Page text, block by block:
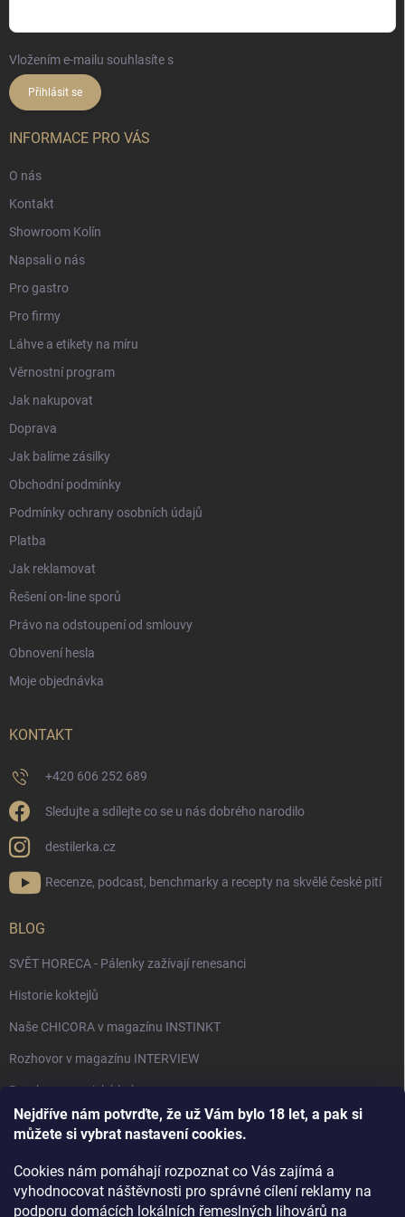
Nejdříve nám potvrďte, že už Vám bylo 18 let, a pak si
můžete si vybrat nastavení cookies.
Cookies nám pomáhají rozpoznat co Vás zajímá a
vyhodnocovat náštěvnosti pro správné cílení reklamy na
podporu domácích lokálních řemeslných lihovárů na
Vložením e-mailu souhlasíte s
Přihlásit se
INFORMACE PRO VÁS
O nás
Kontakt
Showroom Kolín
Napsali o nás
Pro gastro
Pro firmy
Láhve a etikety na míru
Věrnostní program
Jak nakupovat
Doprava
Jak balíme zásilky
Obchodní podmínky
Podmínky ochrany osobních údajů
Platba
Jak reklamovat
Řešení on-line sporů
Právo na odstoupení od smlouvy
Obnovení hesla
Moje objednávka
KONTAKT
+420 606 252 689
Sledujte a sdílejte co se u nás dobrého narodilo
destilerka.cz
Recenze, podcast, benchmarky a recepty na skvělé české pití
BLOG
SVĚT HORECA - Pálenky zažívají renesanci
Historie koktejlů
Naše CHICORA v magazínu INSTINKT
Rozhovor v magazínu INTERVIEW
Bourbon, americká krása.
Napsali v TÝDNU o naší práci
Rozhovor s DESTILERKA.CZ v magazínu DRINKING-CAT